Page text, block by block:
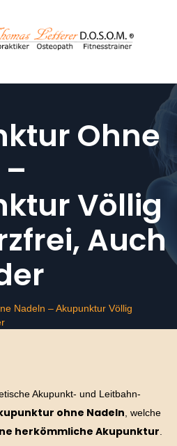
Ohne
Völlig
Auch
Nadeln – Akupunktur Völlig
Akupunkt- und Leitbahn-
ohne Nadeln , welche
herkömmliche Akupunktur